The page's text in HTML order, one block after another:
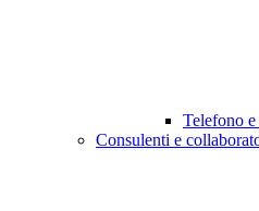
Telefono e
Consulenti e